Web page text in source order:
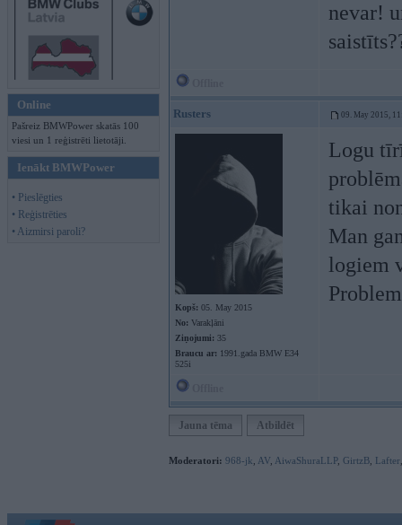
Online
Pašreiz BMWPower skatās 100
viesi un 1 reģistrēti lietotāji.
Ienākt BMWPower
• Pieslēgties
• Reģistrēties
• Aizmirsi paroli?
nevar!
Rusters 09. May 2015,
Kopš: 05. May 2015
No: Varakļāni
Ziņojumi: 35
Braucu ar: 1991.gada BMW E34
525i
Logu
tikai
Man
logiem
Jauna tēma Atbildēt
Moderatori: 968-jk AV AiwaShuraLLP, GirtzB Lafter